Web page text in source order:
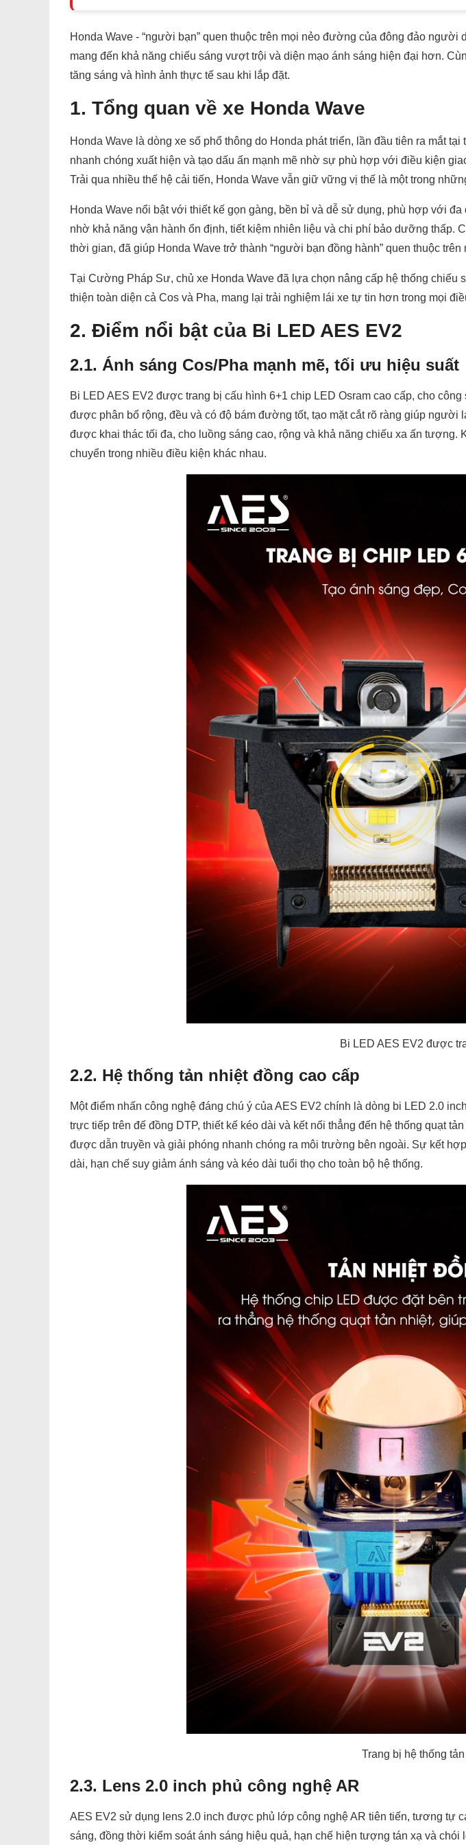
Honda Wave - “người bạn” quen thuộc trên mọi nẻo đường của đông đảo
mang đến khả năng chiếu sáng vượt trội và diện mạo ánh sáng hiện đại hơn.
tăng sáng và hình ảnh thực tế sau khi lắp đặt.
1. Tổng quan về xe Honda Wave
Honda Wave là dòng xe số phổ thông do Honda phát triển, lần đầu tiên ra mắt
nhanh chóng xuất hiện và tạo dấu ấn mạnh mẽ nhờ sự phù hợp với điều kiện
Trải qua nhiều thế hệ cải tiến, Honda Wave vẫn giữ vững vị thế là một trong
Honda Wave nổi bật với thiết kế gọn gàng, bền bỉ và dễ sử dụng, phù hợp với
nhờ khả năng vận hành ổn định, tiết kiệm nhiên liệu và chi phí bảo dưỡng
thời gian, đã giúp Honda Wave trở thành “người bạn đồng hành” quen thuộc
Tại Cường Pháp Sư, chủ xe Honda Wave đã lựa chọn nâng cấp hệ thống
thiện toàn diện cả Cos và Pha, mang lại trải nghiệm lái xe tự tin hơn trong mọi
2. Điểm nổi bật của Bi LED AES EV2
2.1. Ánh sáng Cos/Pha mạnh mẽ, tối ưu hiệu suất
Bi LED AES EV2 được trang bị cấu hình 6+1 chip LED Osram cao cấp, cho
được phân bổ rộng, đều và có độ bám đường tốt, tạo mặt cắt rõ ràng giúp
được khai thác tối đa, cho luồng sáng cao, rộng và khả năng chiếu xa ấn
chuyển trong nhiều điều kiện khác nhau.
Bi LED AES EV2 được
2.2. Hệ thống tản nhiệt đồng cao cấp
Một điểm nhấn công nghệ đáng chú ý của AES EV2 chính là dòng bi LED 2.0
trực tiếp trên đế đồng DTP, thiết kế kéo dài và kết nối thẳng đến hệ thống quạt
được dẫn truyền và giải phóng nhanh chóng ra môi trường bên ngoài. Sự kết
dài, hạn chế suy giảm ánh sáng và kéo dài tuổi thọ cho toàn bộ hệ thống.
Trang bị hệ thống
2.3. Lens 2.0 inch phủ công nghệ AR
AES EV2 sử dụng lens 2.0 inch được phủ lớp công nghệ AR tiên tiến, tương tự
sáng, đồng thời kiểm soát ánh sáng hiệu quả, hạn chế hiện tượng tán xạ và